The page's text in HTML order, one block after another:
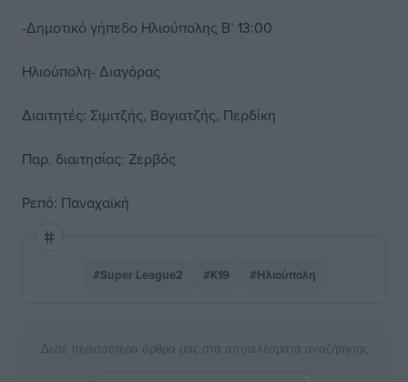
-Δημοτικό γήπεδο Ηλιούπολης Β’ 13:00
Ηλιούπολη- Διαγόρας
Διαιτητές: Σιμιτζής, Βογιατζής, Περδίκη
Παρ. διαιτησίας: Ζερβός
Ρεπό: Παναχαϊκή
#Super League2 #Κ19 #Ηλιούπολη
Δείτε περισσότερα άρθρα μας στα αποτελέσματα αναζήτησης